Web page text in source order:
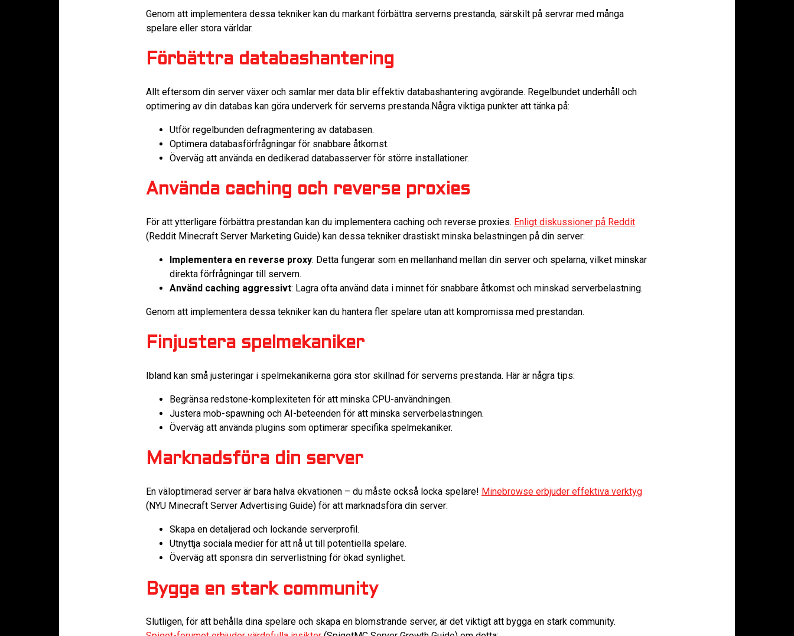
Genom att implementera dessa tekniker kan du markant förbättra serverns prestanda, särskilt på servrar med många
spelare eller stora världar.
Förbättra databashantering
Allt eftersom din server växer och samlar mer data blir effektiv databashantering avgörande. Regelbundet underhåll och
optimering av din databas kan göra underverk för serverns prestanda.Några viktiga punkter att tänka på:
Utför regelbunden defragmentering av databasen.
Optimera databasförfrågningar för snabbare åtkomst.
Överväg att använda en dedikerad databasserver för större installationer.
Använda caching och reverse proxies
För att ytterligare förbättra prestandan kan du implementera caching och reverse proxies. Enligt diskussioner på Reddit
(Reddit Minecraft Server Marketing Guide) kan dessa tekniker drastiskt minska belastningen på din server:
Implementera en reverse proxy: Detta fungerar som en mellanhand mellan din server och spelarna, vilket minskar
direkta förfrågningar till servern.
Använd caching aggressivt: Lagra ofta använd data i minnet för snabbare åtkomst och minskad serverbelastning.
Genom att implementera dessa tekniker kan du hantera fler spelare utan att kompromissa med prestandan.
Finjustera spelmekaniker
Ibland kan små justeringar i spelmekanikerna göra stor skillnad för serverns prestanda. Här är några tips:
Begränsa redstone-komplexiteten för att minska CPU-användningen.
Justera mob-spawning och AI-beteenden för att minska serverbelastningen.
Överväg att använda plugins som optimerar specifika spelmekaniker.
Marknadsföra din server
En väloptimerad server är bara halva ekvationen – du måste också locka spelare! Minebrowse erbjuder effektiva verktyg
(NYU Minecraft Server Advertising Guide) för att marknadsföra din server:
Skapa en detaljerad och lockande serverprofil.
Utnyttja sociala medier för att nå ut till potentiella spelare.
Överväg att sponsra din serverlistning för ökad synlighet.
Bygga en stark community
Slutligen, för att behålla dina spelare och skapa en blomstrande server, är det viktigt att bygga en stark community.